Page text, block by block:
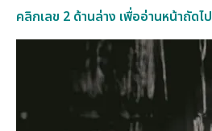
คลิกเลข 2 ด้านล่าง เพื่ออ่านหน้าถัดไป